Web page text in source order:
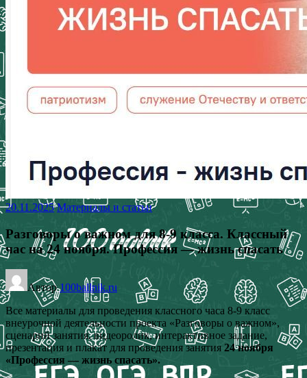
20.11.2025 Материалы и статьи
Разговоры о важном для 8-9 класса. Классный
час на 24 ноября. Профессия — жизнь спасать
Автор100ballnik.ru
Все материалы для проведения классного часа 8-9 класс
внеурочной деятельности проекта «Разговоры о важном»,
сценарий занятия, видеоролик, интерактивное задание,
презентация и плакат для проведения занятия 24 ноября
«Профессия — жизнь спасать».